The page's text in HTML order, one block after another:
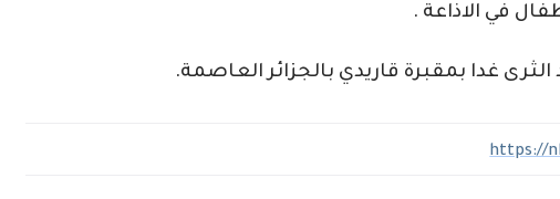
في الاذاعة .
غدا بمقبرة قاريدي بالجزائر العاصمة.
https://